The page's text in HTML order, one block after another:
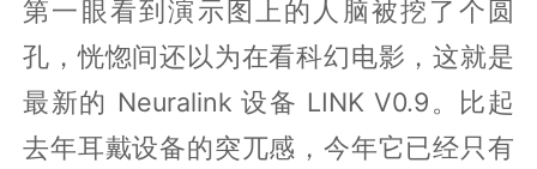
第一眼看到演示图上的人脑被挖了个圆
孔，恍惚间还以为在看科幻电影，这就是
最新的 Neuralink 设备 LINK V0.9。比起
去年耳戴设备的突兀感，今年它已经只有